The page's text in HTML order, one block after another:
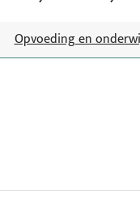
Opvoeding en